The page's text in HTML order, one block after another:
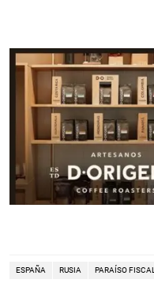
ESPAÑA RUSIA PARAÍSO FISCAL